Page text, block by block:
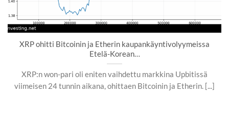
XRP ohitti Bitcoinin ja Etherin kaupankäyntivolyymeissa
Etelä-Korean…
XRP:n won-pari oli eniten vaihdettu markkina Upbitissä
viimeisen 24 tunnin aikana, ohittaen Bitcoinin ja Etherin. [...]